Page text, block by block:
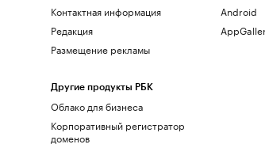
Контактная информация
Редакция
Размещение рекламы
Другие продукты РБК
Облако для бизнеса
Корпоративный регистратор
доменов
Android